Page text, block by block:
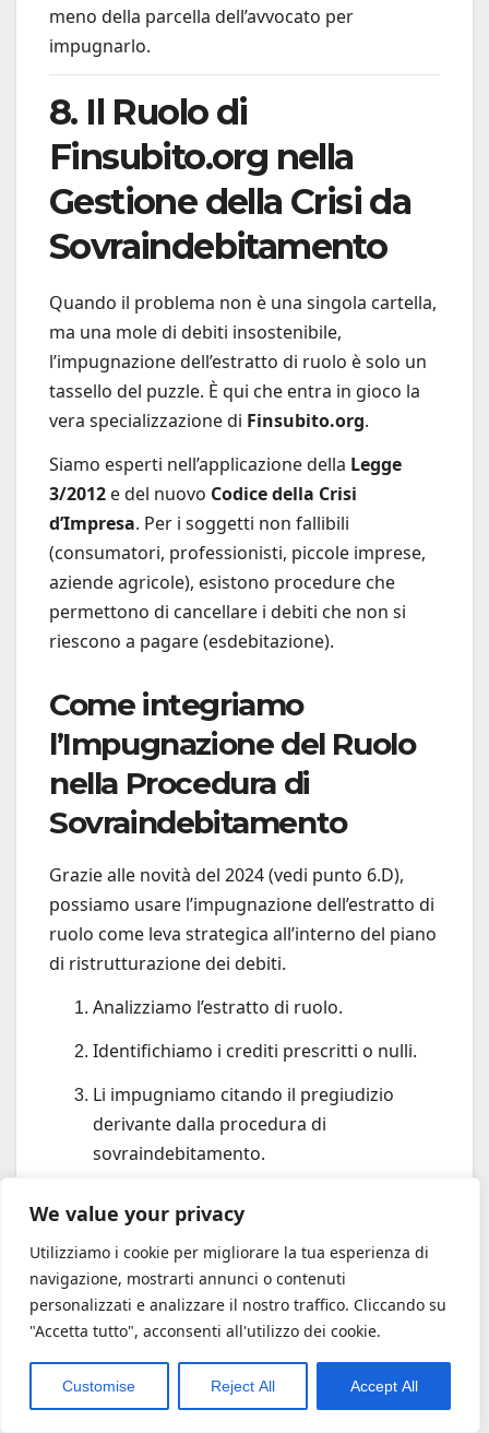
We value your privacy
Utilizziamo i cookie per migliorare la tua esperienza di
navigazione, mostrarti annunci o contenuti
personalizzati e analizzare il nostro traffico. Cliccando su
"Accetta tutto", acconsenti all'utilizzo dei cookie.
Customise Reject All Accept All
meno della parcella dell’avvocato per
impugnarlo.
8. Il Ruolo di
Finsubito.org nella
Gestione della Crisi da
Sovraindebitamento
Quando il problema non è una singola cartella,
ma una mole di debiti insostenibile,
l’impugnazione dell’estratto di ruolo è solo un
tassello del puzzle. È qui che entra in gioco la
vera specializzazione di Finsubito.org.
Siamo esperti nell’applicazione della Legge
3/2012 e del nuovo Codice della Crisi
d’Impresa. Per i soggetti non fallibili
(consumatori, professionisti, piccole imprese,
aziende agricole), esistono procedure che
permettono di cancellare i debiti che non si
riescono a pagare (esdebitazione).
Come integriamo
l’Impugnazione del Ruolo
nella Procedura di
Sovraindebitamento
Grazie alle novità del 2024 (vedi punto 6.D),
possiamo usare l’impugnazione dell’estratto di
ruolo come leva strategica all’interno del piano
di ristrutturazione dei debiti.
Analizziamo l’estratto di ruolo.
Identifichiamo i crediti prescritti o nulli.
Li impugniamo citando il pregiudizio
derivante dalla procedura di
sovraindebitamento.
Proponiamo ai creditori un piano
sostenibile per la parte residua.
Questo approccio olistico è il marchio di
fabbrica di Finsubito.org: non guardiamo al
singolo atto, ma alla salute finanziaria
complessiva del cliente.